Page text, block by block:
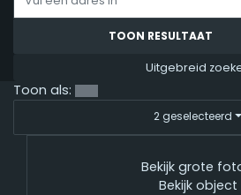
TOON RESULTAAT
Uitgebreid
Toon als:
2 geselecteerd
Bekijk grote
Bekijk object